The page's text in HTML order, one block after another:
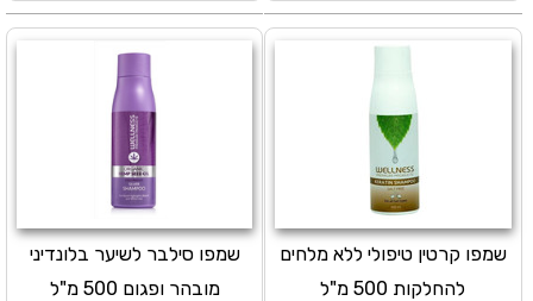
שמפו סילבר לשיער בלונדיני
מובהר ופגום 500 מ"ל
שמפו קרטין טיפולי ללא מלחים
להחלקות 500 מ"ל